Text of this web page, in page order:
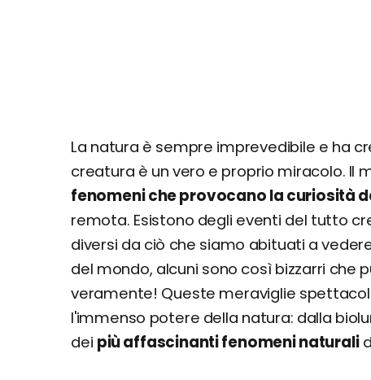
Tornado di fuoco, tutto il mondo
La natura è sempre imprevedibile e ha
creatura è un vero e proprio miracolo. Il
fenomeni che provocano la curiosità
remota. Esistono degli eventi del tutto
diversi da ciò che siamo abituati a
del mondo, alcuni sono così bizzarri che
veramente! Queste meraviglie
l'immenso potere della natura: dalla
dei più affascinanti fenomeni naturali